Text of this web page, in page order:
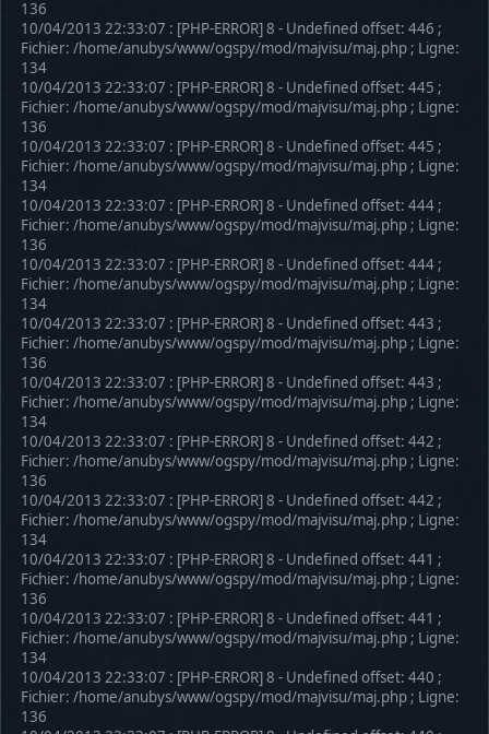
136
10/04/2013 22:33:07 : [PHP-ERROR] 8 - Undefined offset: 446 ;
Fichier: /home/anubys/www/ogspy/mod/majvisu/maj.php ; Ligne:
134
10/04/2013 22:33:07 : [PHP-ERROR] 8 - Undefined offset: 445 ;
Fichier: /home/anubys/www/ogspy/mod/majvisu/maj.php ; Ligne:
136
10/04/2013 22:33:07 : [PHP-ERROR] 8 - Undefined offset: 445 ;
Fichier: /home/anubys/www/ogspy/mod/majvisu/maj.php ; Ligne:
134
10/04/2013 22:33:07 : [PHP-ERROR] 8 - Undefined offset: 444 ;
Fichier: /home/anubys/www/ogspy/mod/majvisu/maj.php ; Ligne:
136
10/04/2013 22:33:07 : [PHP-ERROR] 8 - Undefined offset: 444 ;
Fichier: /home/anubys/www/ogspy/mod/majvisu/maj.php ; Ligne:
134
10/04/2013 22:33:07 : [PHP-ERROR] 8 - Undefined offset: 443 ;
Fichier: /home/anubys/www/ogspy/mod/majvisu/maj.php ; Ligne:
136
10/04/2013 22:33:07 : [PHP-ERROR] 8 - Undefined offset: 443 ;
Fichier: /home/anubys/www/ogspy/mod/majvisu/maj.php ; Ligne:
134
10/04/2013 22:33:07 : [PHP-ERROR] 8 - Undefined offset: 442 ;
Fichier: /home/anubys/www/ogspy/mod/majvisu/maj.php ; Ligne:
136
10/04/2013 22:33:07 : [PHP-ERROR] 8 - Undefined offset: 442 ;
Fichier: /home/anubys/www/ogspy/mod/majvisu/maj.php ; Ligne:
134
10/04/2013 22:33:07 : [PHP-ERROR] 8 - Undefined offset: 441 ;
Fichier: /home/anubys/www/ogspy/mod/majvisu/maj.php ; Ligne:
136
10/04/2013 22:33:07 : [PHP-ERROR] 8 - Undefined offset: 441 ;
Fichier: /home/anubys/www/ogspy/mod/majvisu/maj.php ; Ligne:
134
10/04/2013 22:33:07 : [PHP-ERROR] 8 - Undefined offset: 440 ;
Fichier: /home/anubys/www/ogspy/mod/majvisu/maj.php ; Ligne:
136